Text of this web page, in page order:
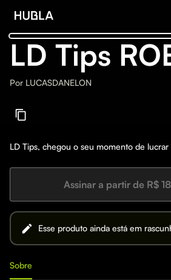
LD Tips
Por LUCASDANELON
LD Tips, chegou o seu momento de
Assinar a partir de R$
Esse produto ainda está em
Sobre